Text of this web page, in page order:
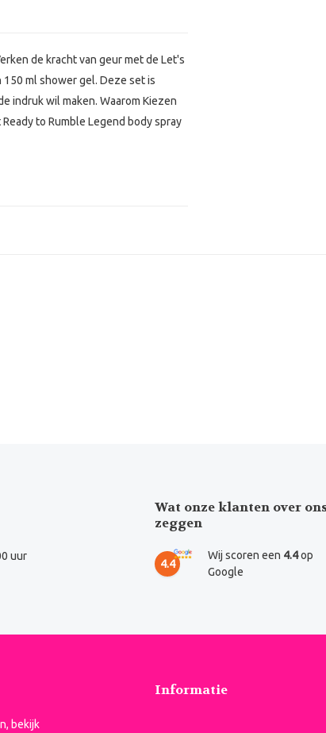
de kracht van geur met de Let's
150 ml shower gel. Deze set is
indruk wil maken. Waarom Kiezen
to Rumble Legend body spray
uur
Wat onze klanten over
zeggen
4.4
Wij scoren een 4.4op
Google
bekijk
Informatie